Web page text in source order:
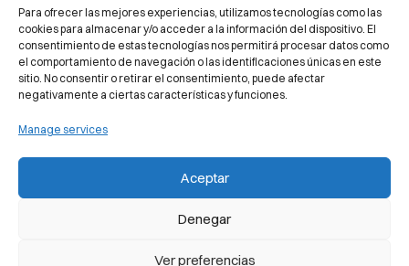
Para ofrecer las mejores experiencias, utilizamos tecnologías como las
cookies para almacenar y/o acceder a la información del dispositivo. El
consentimiento de estas tecnologías nos permitirá procesar datos como
el comportamiento de navegación o las identificaciones únicas en este
sitio. No consentir o retirar el consentimiento, puede afectar
negativamente a ciertas características y funciones.
Manage services
Aceptar
Denegar
Ver preferencias
Узнайте, почему мы на 100%
гарантируем вам успешную сдачу
экзамена Cambridge University